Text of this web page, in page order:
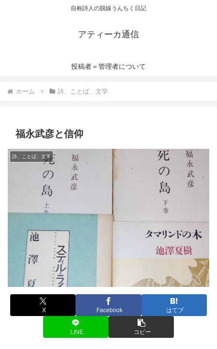
自称詩人の脱線うんちく日記
アティーカ通信
投稿者＝管理者について
ホーム 詩、ことば、文学
福永武彦と信仰
詩、ことば、文学
X Facebook はてブ
LINE コピー